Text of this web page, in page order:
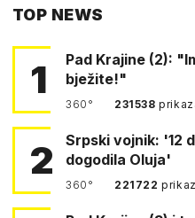
TOP NEWS
1
Pad Krajine (2):
bježite!"
360° 231538
2
Srpski vojnik: '12
dogodila Oluja'
360° 221722